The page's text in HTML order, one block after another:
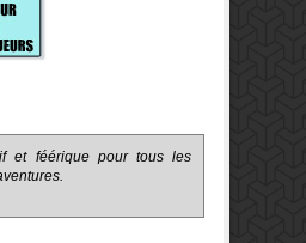
et féérique pour tous les